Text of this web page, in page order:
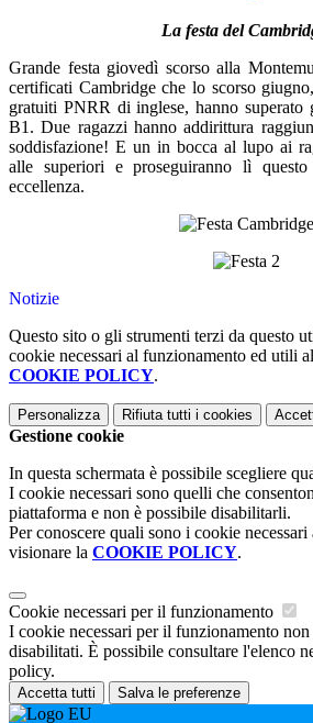
La festa del
Grande festa giovedì scorso alla
certificati Cambridge che lo scorso
gratuiti PNRR di inglese, hanno
B1. Due ragazzi hanno addirittura
soddisfazione! E un in bocca al lupo ai
alle superiori e proseguiranno lì
eccellenza.
Notizie
Questo sito o gli strumenti terzi da questo
cookie necessari al funzionamento ed utili
COOKIE POLICY.
Personalizza Rifiuta tutti i cookies
Gestione cookie
In questa schermata è possibile scegliere
I cookie necessari sono quelli che
piattaforma e non è possibile disabilitarli.
Per conoscere quali sono i cookie
visionare la COOKIE POLICY.
Cookie necessari per il funzionamento
I cookie necessari per il funzionamento non
disabilitati. È possibile consultare l'elenco
policy.
Accetta tutti Salva le preferenze